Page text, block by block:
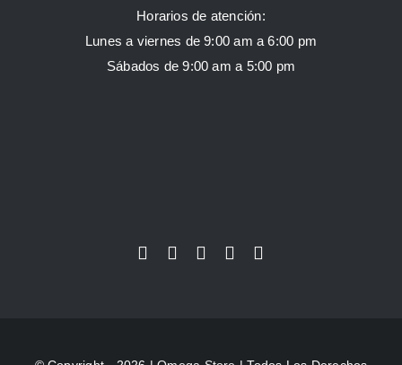
Horarios de atención:
Lunes a viernes de 9:00 am a 6:00 pm
Sábados de 9:00 am a 5:00 pm